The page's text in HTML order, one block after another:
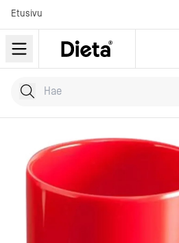
Etusivu
Hae tuotteita
Kirjoita hakusana...